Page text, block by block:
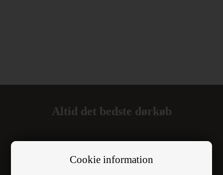
Cookie information
Altid det bedste dørkøb